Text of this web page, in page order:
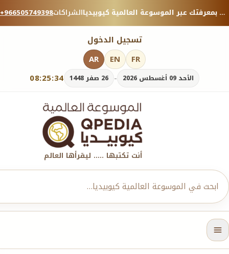
+966505749398الشراكات منصة معرفية موثوقة — شارك بمعرفتك عبر الموسوعة العالمية كيوبيديا.
تسجيل الدخول
08:25:35 الأحد 09 أغسطس 2026 - 26 صفر 1448
AR EN FR
أنت تكتبها ..... ليقرأها العالم